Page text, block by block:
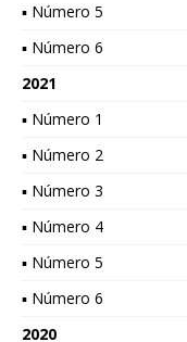
▪ Número 5
▪ Número 6
2021
▪ Número 1
▪ Número 2
▪ Número 3
▪ Número 4
▪ Número 5
▪ Número 6
2020